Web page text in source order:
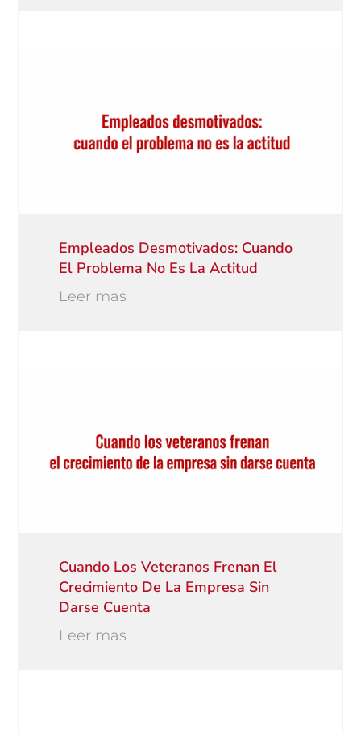
Empleados Desmotivados: Cuando
El Problema No Es La Actitud
Leer mas
Cuando Los Veteranos Frenan El
Crecimiento De La Empresa Sin
Darse Cuenta
Leer mas